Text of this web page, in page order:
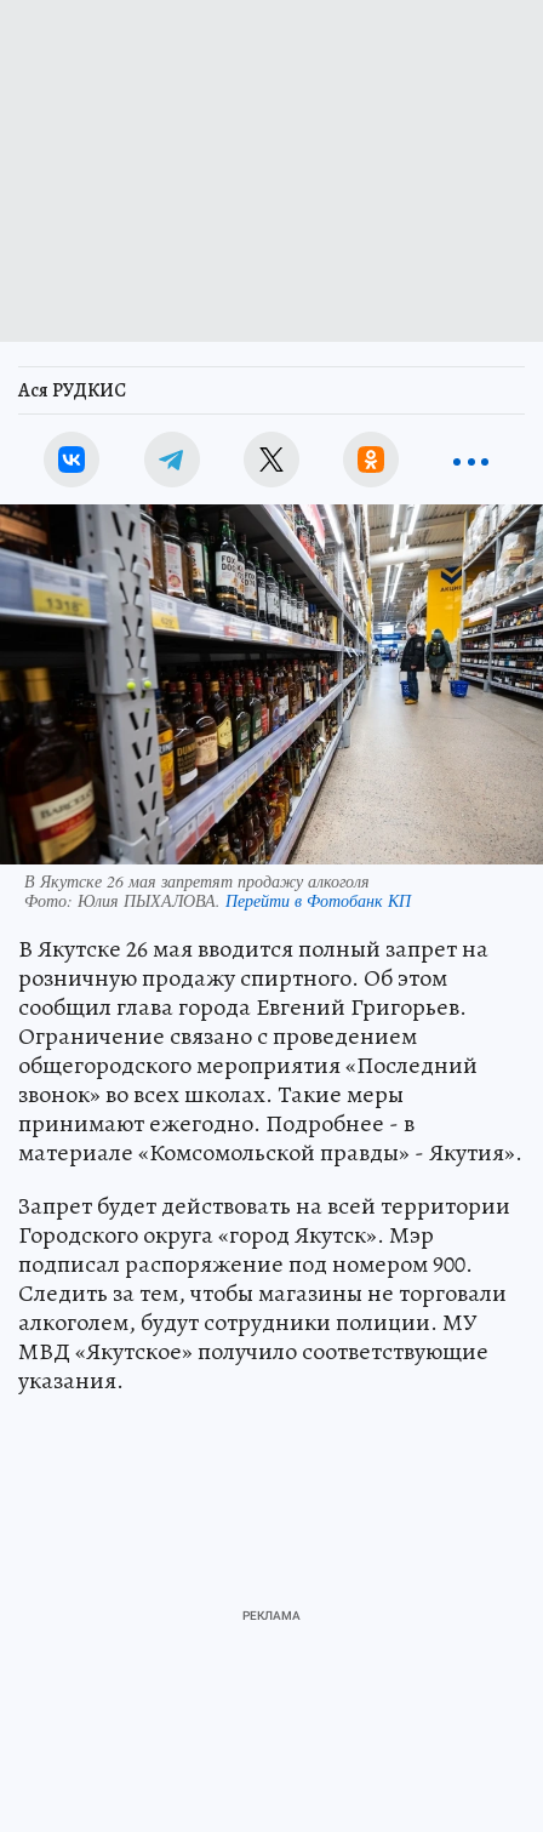
Ася РУДКИС
В Якутске 26 мая запретят продажу алкоголя
Фото: Юлия ПЫХАЛОВА. Перейти в Фотобанк КП
В Якутске 26 мая вводится полный запрет на
розничную продажу спиртного. Об этом
сообщил глава города Евгений Григорьев.
Ограничение связано с проведением
общегородского мероприятия «Последний
звонок» во всех школах. Такие меры
принимают ежегодно. Подробнее - в
материале «Комсомольской правды» - Якутия».
Запрет будет действовать на всей территории
Городского округа «город Якутск». Мэр
подписал распоряжение под номером 900.
Следить за тем, чтобы магазины не торговали
алкоголем, будут сотрудники полиции. МУ
МВД «Якутское» получило соответствующие
указания.